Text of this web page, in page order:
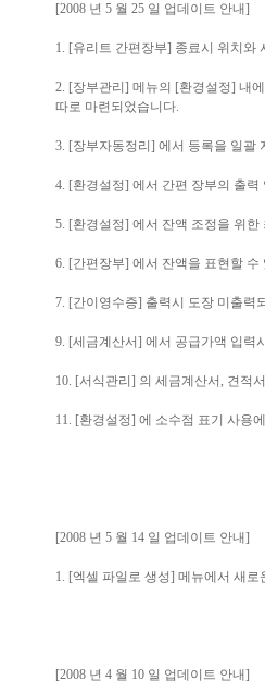
[2008 년 5 월 25 일 업데이트 안내]
1. [유리트 간편장부] 종료시 위치와
2. [장부관리] 메뉴의 [환경설정] 내
따로 마련되었습니다.
3. [장부자동정리] 에서 등록을 일괄
4. [환경설정] 에서 간편 장부의 출
5. [환경설정] 에서 잔액 조정을 위
6. [간편장부] 에서 잔액을 표현할
7. [간이영수증] 출력시 도장 미출력
9. [세금계산서] 에서 공급가액 입력
10. [서식관리] 의 세금계산서, 견적
11. [환경설정] 에 소수점 표기 사용
[2008 년 5 월 14 일 업데이트 안내]
1. [엑셀 파일로 생성] 메뉴에서 새
[2008 년 4 월 10 일 업데이트 안내]